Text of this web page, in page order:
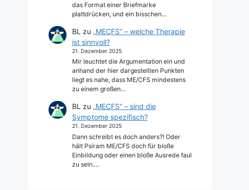
das Format einer Briefmarke
plattdrücken, und ein bisschen…
BL zu „MECFS“ – welche Therapie
ist sinnvoll?
21. Dezember 2025
Mir leuchtet die Argumentation ein und
anhand der hier dargestellten Punkten
liegt es nahe, dass ME/CFS mindestens
zu einem großen…
BL zu „MECFS“ – sind die
Symptome spezifisch?
21. Dezember 2025
Dann schreibt es doch anders?! Oder
hält Psiram ME/CFS doch für bloße
Einbildung oder einen bloße Ausrede faul
zu sein.…